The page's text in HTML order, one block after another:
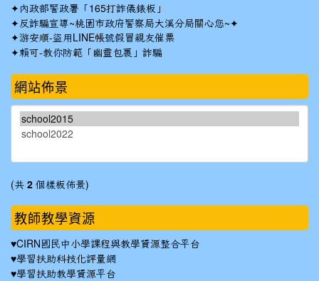
✦ 內政部警政署「165打詐儀錶板」
✦反詐騙宣導~桃園市政府警察局大溪分局關心您~✦
✦游安順-盜用LINE帳號假冒親友催票
✦賴可-教你防範「幽靈包裹」詐騙
網站佈景
(共 2 個樣板佈景)
教師教學資源
♥CIRN國民中小學課程與教學資源整合平台
♥學習扶助科技化評量網
♥學習扶助教學資源平台